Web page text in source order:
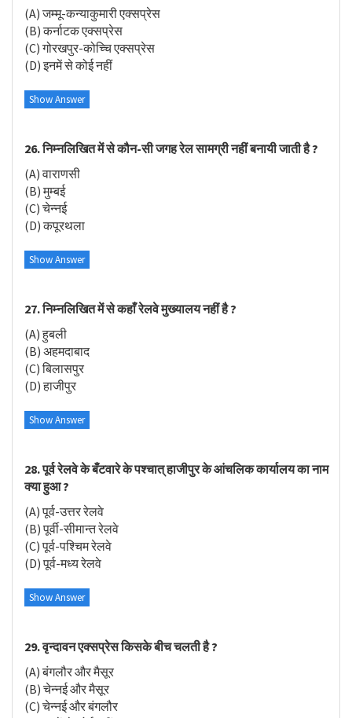
(A) जम्मू-कन्याकुमारी एक्सप्रेस
(B) कर्नाटक एक्सप्रेस
(C) गोरखपुर-कोच्चि एक्सप्रेस
(D) इनमें से कोई नहीं
Show Answer
26. निम्नलिखित में से कौन-सी जगह रेल सामग्री नहीं बनायी जाती है ?
(A) वाराणसी
(B) मुम्बई
(C) चेन्नई
(D) कपूरथला
Show Answer
27. निम्नलिखित में से कहाँ रेलवे मुख्यालय नहीं है ?
(A) हुबली
(B) अहमदाबाद
(C) बिलासपुर
(D) हाजीपुर
Show Answer
28. पूर्व रेलवे के बँटवारे के पश्चात् हाजीपुर के आंचलिक कार्यालय का नाम
क्या हुआ ?
(A) पूर्व-उत्तर रेलवे
(B) पूर्वी-सीमान्त रेलवे
(C) पूर्व-पश्चिम रेलवे
(D) पूर्व-मध्य रेलवे
Show Answer
29. वृन्दावन एक्सप्रेस किसके बीच चलती है ?
(A) बंगलौर और मैसूर
(B) चेन्नई और मैसूर
(C) चेन्नई और बंगलौर